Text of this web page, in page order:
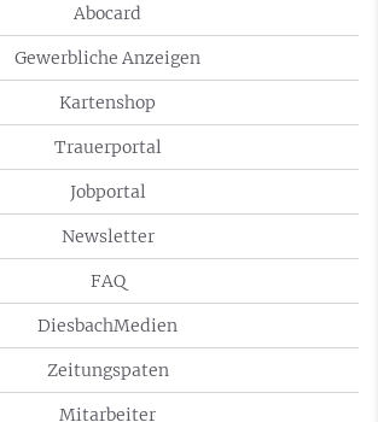
Abocard
Gewerbliche Anzeigen
Kartenshop
Trauerportal
Jobportal
Newsletter
FAQ
DiesbachMedien
Zeitungspaten
Mitarbeiter